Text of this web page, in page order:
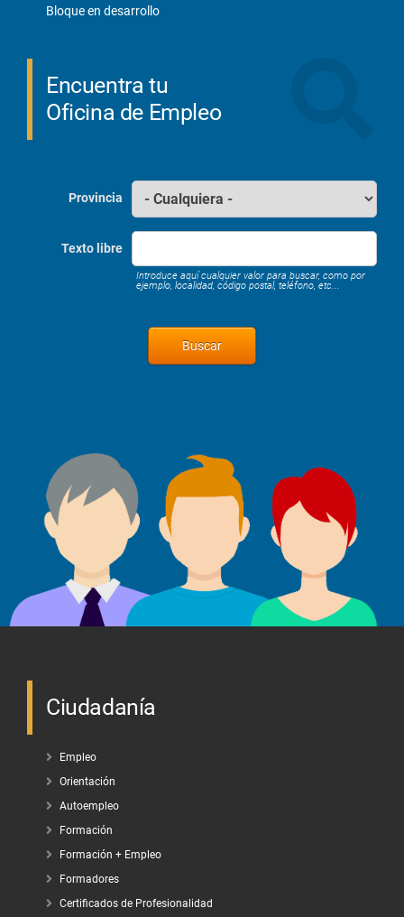
Bloque en desarrollo
Encuentra tu
Oficina de Empleo
Provincia
Texto libre
Introduce aquí cualquier valor para buscar, como por
ejemplo, localidad, código postal, teléfono, etc...
Ciudadanía
Empleo
Orientación
Autoempleo
Formación
Formación + Empleo
Formadores
Certificados de Profesionalidad